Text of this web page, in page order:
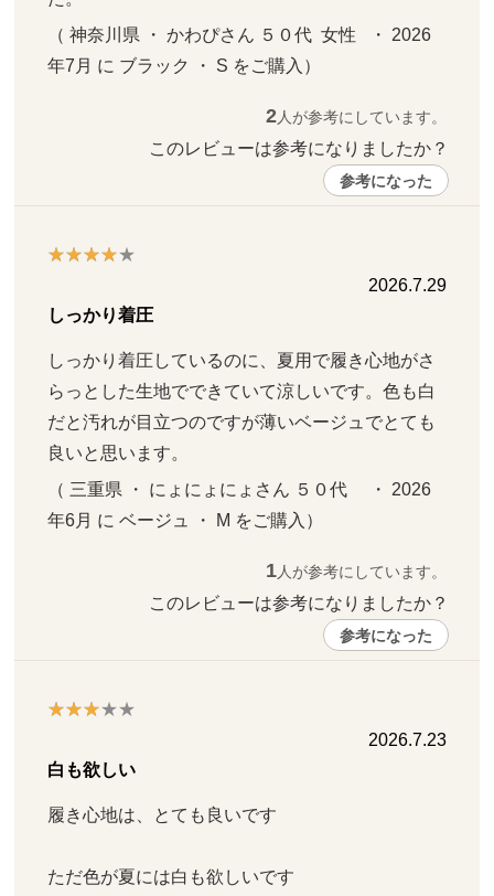
（ 神奈川県 ・ かわぴさん ５０代  女性   ・ 2026
年7月 に ブラック ・ S をご購入）
2人が参考にしています。
このレビューは参考になりましたか？
参考になった
2026.7.29
しっかり着圧
しっかり着圧しているのに、夏用で履き心地がさ
らっとした生地でできていて涼しいです。色も白
だと汚れが目立つのですが薄いベージュでとても
良いと思います。
（ 三重県 ・ にょにょにょさん ５０代     ・ 2026
年6月 に ベージュ ・ M をご購入）
1人が参考にしています。
このレビューは参考になりましたか？
参考になった
2026.7.23
白も欲しい
履き心地は、とても良いです
ただ色が夏には白も欲しいです